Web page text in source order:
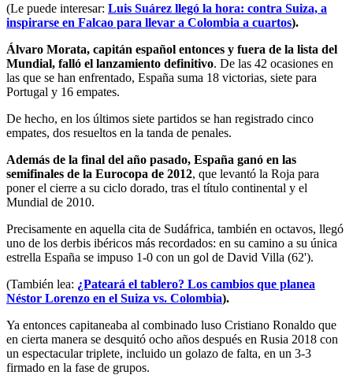
(Le puede interesar: Luis Suárez llegó la hora: contra Suiza, a
inspirarse en Falcao para llevar a Colombia a cuartos).
Álvaro Morata, capitán español entonces y fuera de la lista del
Mundial, falló el lanzamiento definitivo. De las 42 ocasiones en
las que se han enfrentado, España suma 18 victorias, siete para
Portugal y 16 empates.
De hecho, en los últimos siete partidos se han registrado cinco
empates, dos resueltos en la tanda de penales.
Además de la final del año pasado, España ganó en las
semifinales de la Eurocopa de 2012, que levantó la Roja para
poner el cierre a su ciclo dorado, tras el título continental y el
Mundial de 2010.
Precisamente en aquella cita de Sudáfrica, también en octavos, llegó
uno de los derbis ibéricos más recordados: en su camino a su única
estrella España se impuso 1-0 con un gol de David Villa (62').
(También lea: ¿Pateará el tablero? Los cambios que planea
Néstor Lorenzo en el Suiza vs. Colombia).
Ya entonces capitaneaba al combinado luso Cristiano Ronaldo que
en cierta manera se desquitó ocho años después en Rusia 2018 con
un espectacular triplete, incluido un golazo de falta, en un 3-3
firmado en la fase de grupos.